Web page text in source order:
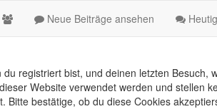
Neue Beiträge ansehen
registriert bist, und deinen letzten
Website verwendet werden und stellen
bestätige, ob du diese Cookies